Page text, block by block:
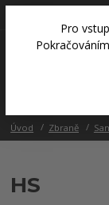
Pro
Úvod Zbraně
HS